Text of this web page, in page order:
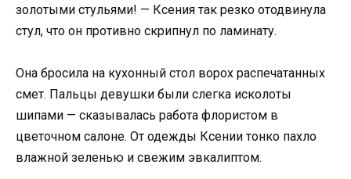
золотыми стульями! — Ксения так резко отодвинула
стул, что он противно скрипнул по ламинату.
Она бросила на кухонный стол ворох распечатанных
смет. Пальцы девушки были слегка исколоты
шипами — сказывалась работа флористом в
цветочном салоне. От одежды Ксении тонко пахло
влажной зеленью и свежим эвкалиптом.